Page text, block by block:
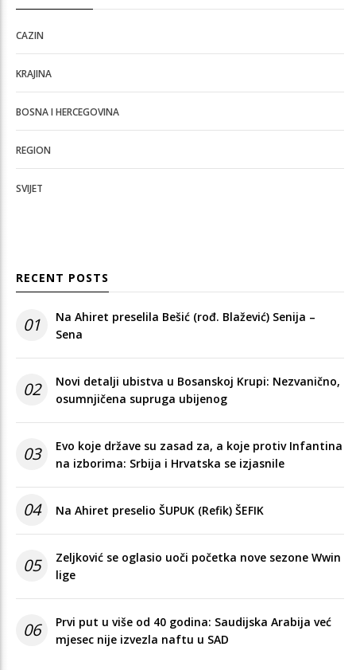
CAZIN
KRAJINA
BOSNA I HERCEGOVINA
REGION
SVIJET
RECENT POSTS
01
Na Ahiret preselila Bešić (rođ. Blažević) Senija –
Sena
02
Novi detalji ubistva u Bosanskoj Krupi: Nezvanično,
osumnjičena supruga ubijenog
03
Evo koje države su zasad za, a koje protiv Infantina
na izborima: Srbija i Hrvatska se izjasnile
04 Na Ahiret preselio ŠUPUK (Refik) ŠEFIK
05
Zeljković se oglasio uoči početka nove sezone Wwin
lige
06
Prvi put u više od 40 godina: Saudijska Arabija već
mjesec nije izvezla naftu u SAD